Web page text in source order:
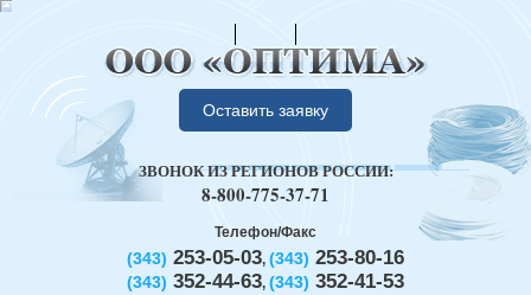
Оставить заявку
Телефон/Факс
(343) 253-05-03, (343) 253-80-16
(343) 352-44-63, (343) 352-41-53
ЗВОНОК ИЗ РЕГИОНОВ РОССИИ:
8-800-775-37-71